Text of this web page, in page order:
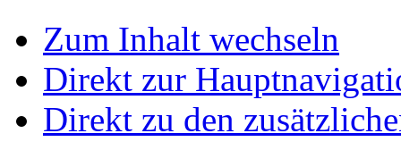
Zum Inhalt wechseln
Direkt zur
Direkt zu den